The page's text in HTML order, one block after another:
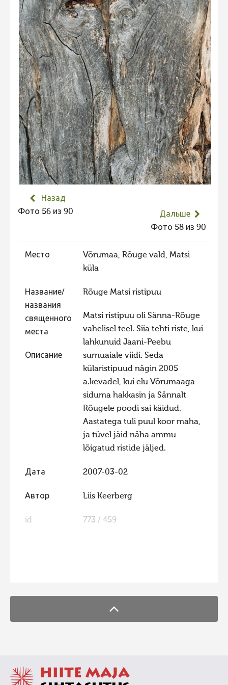
Не учитываются 2023
Видео 2023
Фотоконкурс 2022
Не учитываются 2022
Видео 2022
Фотоконкурс 2021
Видео 2021
Фотоконкурс 2020
Видео 2020
Фотоконкурс 2019
Фотоконкурс 2017
Фотоконкурс 2012
Фотоконкурс 2011
Фотоконкурс 2010
Фотоконкурс 2008
Назад
Фото 56 из 90
Дальше
Фото 58 из 90
Место
Võrumaa, Rõuge vald, Matsi
küla
Название/
названия
священного
места
Rõuge Matsi ristipuu
Описание
Matsi ristipuu oli Sänna-Rõuge
vahelisel teel. Siia tehti riste, kui
lahkunuid Jaani-Peebu
surnuaiale viidi. Seda
külaristipuud nägin 2005
a.kevadel, kui elu Võrumaaga
siduma hakkasin ja Sännalt
Rõugele poodi sai käidud.
Aastatega tuli puul koor maha,
ja tüvel jäid näha ammu
lõigatud ristide jäljed.
Дата 2007-03-02
Автор Liis Keerberg
id 773 / 459